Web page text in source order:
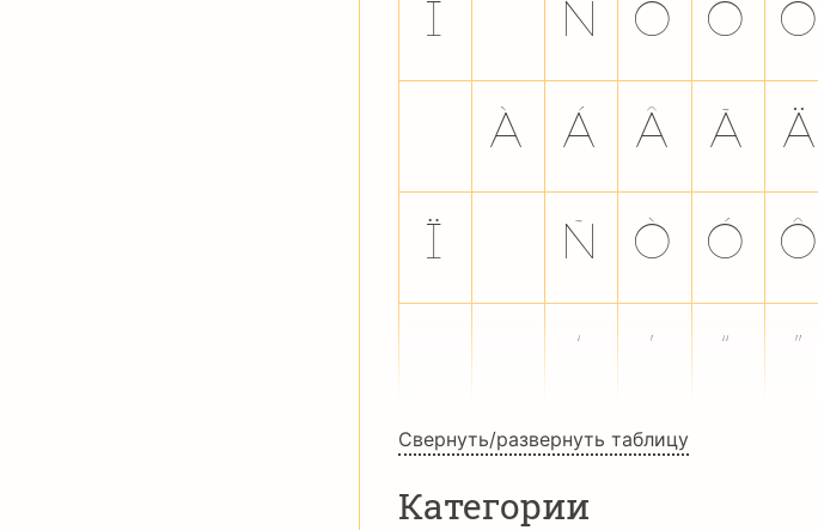
Ï Ñ Ò Ó Ô
à á â ã ä
ï ñ ò ó ô
Свернуть/развернуть таблицу
Категории